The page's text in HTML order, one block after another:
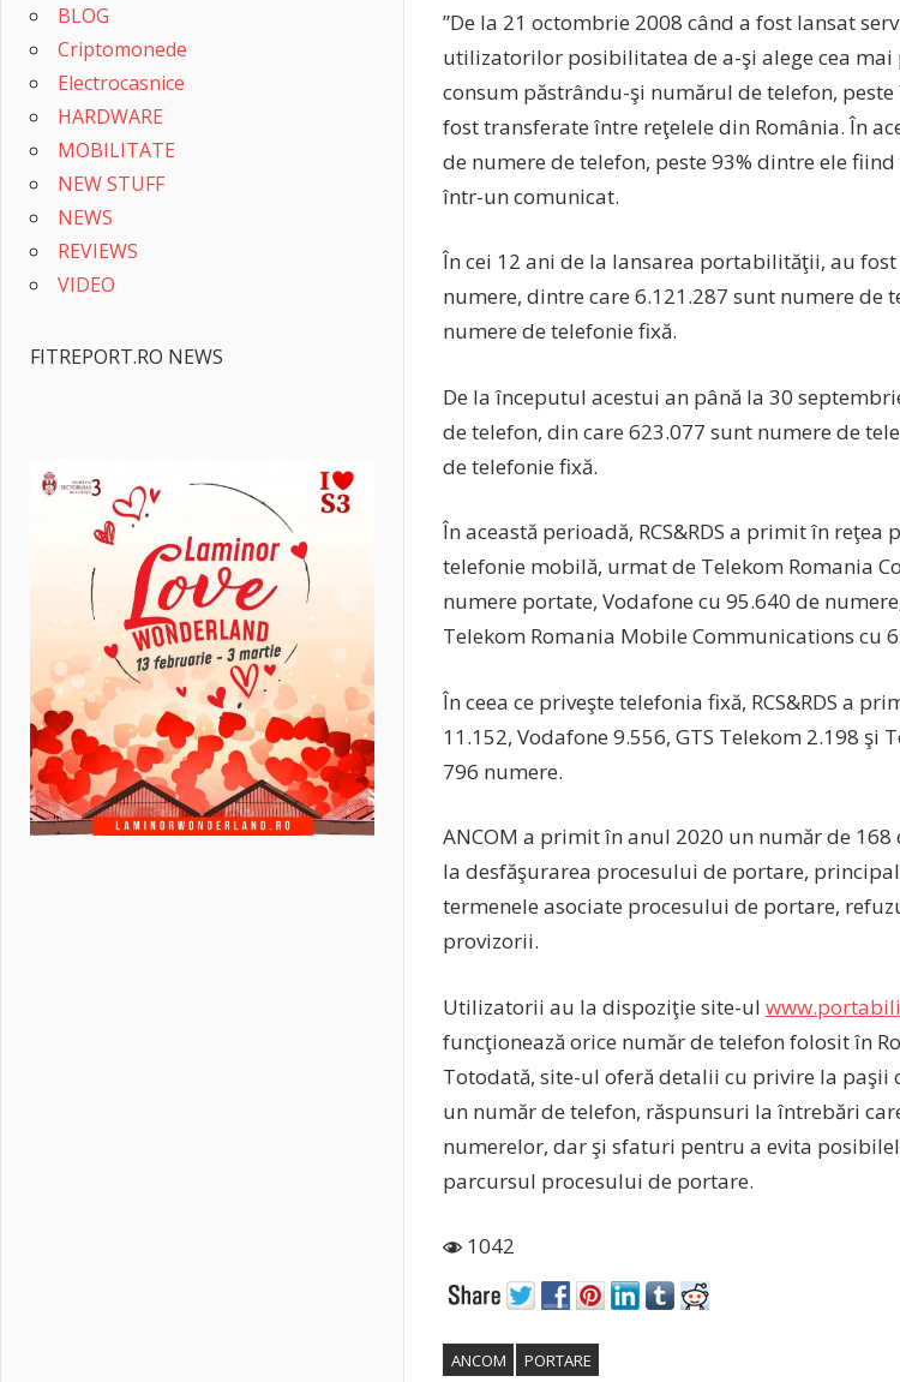
”De la 21 octombrie 2008 când a fost lansat
utilizatorilor posibilitatea de a-şi alege cea
consum păstrându-şi numărul de telefon,
fost transferate între reţelele din România. În
de numere de telefon, peste 93% dintre ele
într-un comunicat.
În cei 12 ani de la lansarea portabilităţii, au
numere, dintre care 6.121.287 sunt numere de
numere de telefonie fixă.
De la începutul acestui an până la 30
de telefon, din care 623.077 sunt numere de
de telefonie fixă.
În această perioadă, RCS&RDS a primit în
telefonie mobilă, urmat de Telekom Romania
numere portate, Vodafone cu 95.640 de
Telekom Romania Mobile Communications cu
În ceea ce priveşte telefonia fixă, RCS&RDS a
11.152, Vodafone 9.556, GTS Telekom 2.198 şi
796 numere.
ANCOM a primit în anul 2020 un număr de
la desfăşurarea procesului de portare,
termenele asociate procesului de portare,
provizorii.
Utilizatorii au la dispoziţie site-ul
funcţionează orice număr de telefon folosit în
Totodată, site-ul oferă detalii cu privire la
un număr de telefon, răspunsuri la întrebări
numerelor, dar şi sfaturi pentru a evita
parcursul procesului de portare.
1042
ANCOM PORTARE
BLOG
Criptomonede
Electrocasnice
HARDWARE
MOBILITATE
NEW STUFF
NEWS
REVIEWS
VIDEO
FITREPORT.RO NEWS